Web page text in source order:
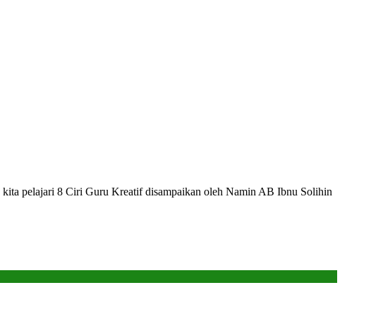
pelajari 8 Ciri Guru Kreatif disampaikan oleh Namin AB Ibnu Solihin